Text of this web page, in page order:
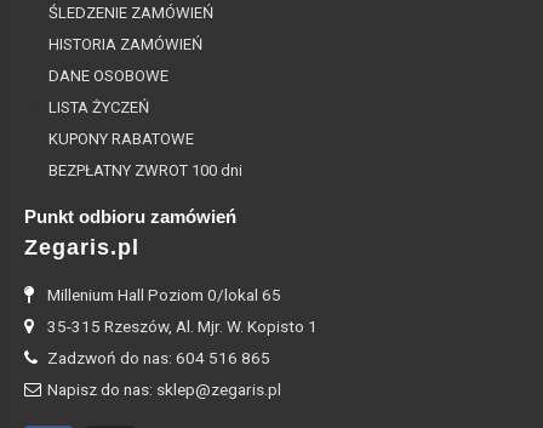
ŚLEDZENIE ZAMÓWIEŃ
HISTORIA ZAMÓWIEŃ
DANE OSOBOWE
LISTA ŻYCZEŃ
KUPONY RABATOWE
BEZPŁATNY ZWROT 100 dni
Punkt odbioru zamówień
Zegaris.pl
Millenium Hall Poziom 0/lokal 65
35-315 Rzeszów, Al. Mjr. W. Kopisto 1
Zadzwoń do nas: 604 516 865
Napisz do nas: sklep@zegaris.pl